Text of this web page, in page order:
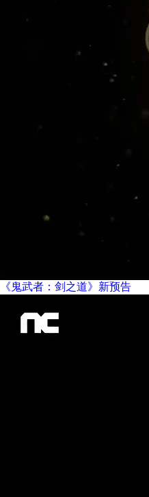
《鬼武者：剑之道》新预告